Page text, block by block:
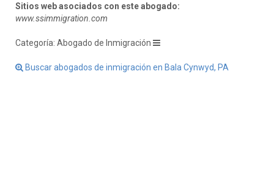
Sitios web asociados con este abogado:
www.ssimmigration.com
Categoría: Abogado de Inmigración
Buscar abogados de inmigración en Bala Cynwyd, PA